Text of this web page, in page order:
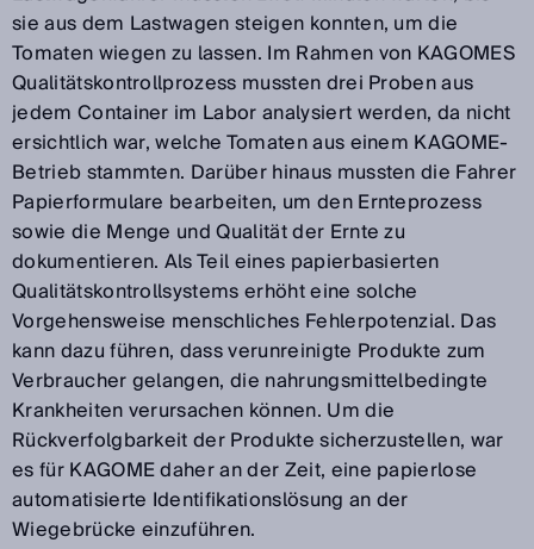
sie aus dem Lastwagen steigen konnten, um die
Tomaten wiegen zu lassen. Im Rahmen von KAGOMES
Qualitätskontrollprozess mussten drei Proben aus
jedem Container im Labor analysiert werden, da nicht
ersichtlich war, welche Tomaten aus einem KAGOME-
Betrieb stammten. Darüber hinaus mussten die Fahrer
Papierformulare bearbeiten, um den Ernteprozess
sowie die Menge und Qualität der Ernte zu
dokumentieren. Als Teil eines papierbasierten
Qualitätskontrollsystems erhöht eine solche
Vorgehensweise menschliches Fehlerpotenzial. Das
kann dazu führen, dass verunreinigte Produkte zum
Verbraucher gelangen, die nahrungsmittelbedingte
Krankheiten verursachen können. Um die
Rückverfolgbarkeit der Produkte sicherzustellen, war
es für KAGOME daher an der Zeit, eine papierlose
automatisierte Identifikationslösung an der
Wiegebrücke einzuführen.